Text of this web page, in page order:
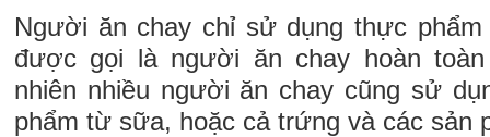
Người ăn chay chỉ sử dụng thực
được gọi là người ăn chay hoàn
nhiên nhiều người ăn chay cũng sử
phẩm từ sữa, hoặc cả trứng và các sản